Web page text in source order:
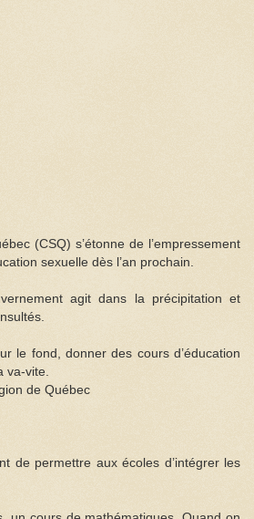
(CSQ) s’étonne de l’empressement
sexuelle dès l’an prochain.
agit dans la précipitation et
le fond, donner des cours d’éducation
va-vite.
de Québec
de permettre aux écoles d’intégrer les